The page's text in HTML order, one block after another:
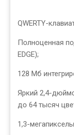
QWERTY-
Полноценная
EDGE);
128 Мб
Яркий 2,4-
до 64 тысяч
1,3-